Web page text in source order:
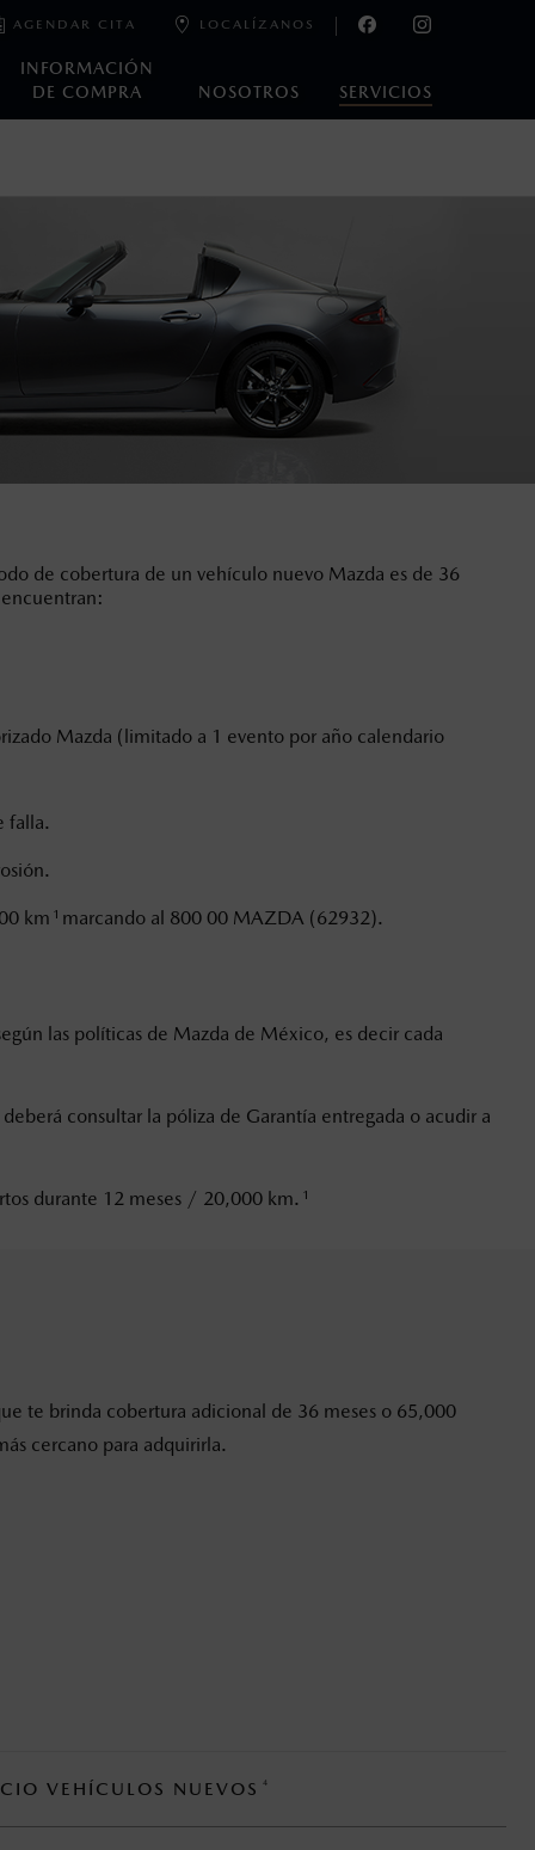
INFORMACIÓN
DE COMPRA
NOSOTROS SERVICIOS
AGENDAR CITA LOCALÍZANOS
de cobertura de un vehículo nuevo Mazda es de 36
Mazda (limitado a 1 evento por año calendario
falla.
km 1 marcando al 800 00 MAZDA (62932).
las políticas de Mazda de México, es decir cada
consultar la póliza de Garantía entregada o acudir a
durante 12 meses / 20,000 km. 1
te brinda cobertura adicional de 36 meses o 65,000
cercano para adquirirla.
VEHÍCULOS NUEVOS 4
decir, después de los primeros 36 meses o los 60,000
Extendida a partir del 2 de abril de 2024.
de los Estados Unidos Mexicanos, incluyen: I.V.A., e